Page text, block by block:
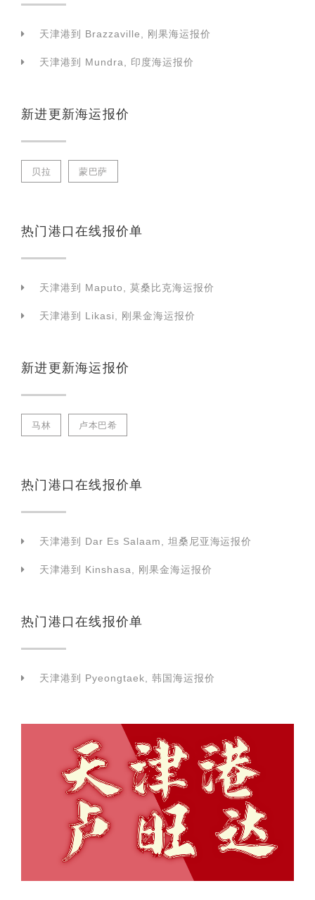
天津港到 Brazzaville, 刚果海运报价
天津港到 Mundra, 印度海运报价
新进更新海运报价
贝拉 蒙巴萨
热门港口在线报价单
天津港到 Maputo, 莫桑比克海运报价
天津港到 Likasi, 刚果金海运报价
新进更新海运报价
马林 卢本巴希
热门港口在线报价单
天津港到 Dar Es Salaam, 坦桑尼亚海运报价
天津港到 Kinshasa, 刚果金海运报价
热门港口在线报价单
天津港到 Pyeongtaek, 韩国海运报价